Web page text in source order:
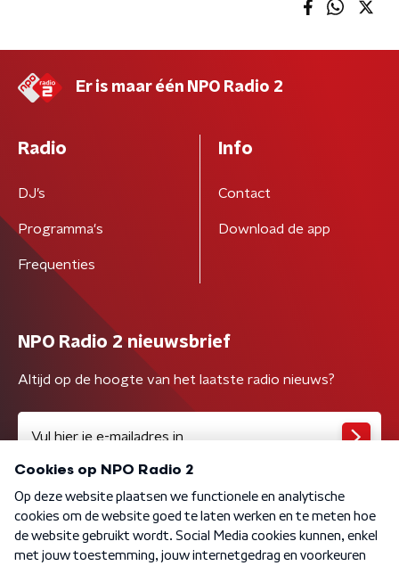
Er is maar één NPO Radio 2
Radio
DJ’s
Programma's
Frequenties
Info
Contact
Download de app
NPO Radio 2 nieuwsbrief
Altijd op de hoogte van het laatste radio nieuws?
Algemene voorwaarden